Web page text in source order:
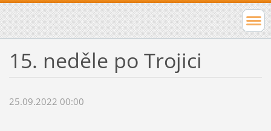
15. neděle po Trojici
25.09.2022 00:00